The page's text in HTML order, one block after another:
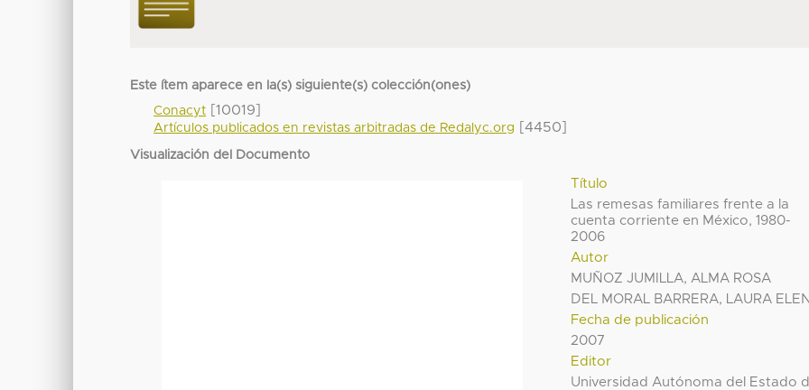
Este ítem aparece en la(s) siguiente(s) colección(ones)
Conacyt [10019]
Artículos publicados en revistas arbitradas de Redalyc.org [4450]
Visualización del Documento
Título
Las remesas familiares frente a la
cuenta corriente en México, 1980-
2006
Autor
MUÑOZ JUMILLA, ALMA ROSA
DEL MORAL BARRERA, LAURA
Fecha de publicación
2007
Editor
Universidad Autónoma del Estado